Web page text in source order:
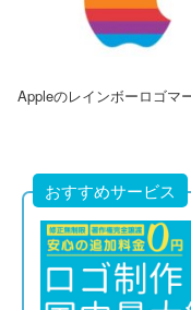
Appleのレインボーロゴマ
おすすめサービス